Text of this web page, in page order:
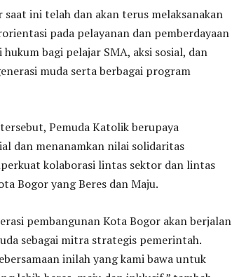
ini telah dan akan terus melaksanakan
pada pelayanan dan pemberdayaan
bagi pelajar SMA, aksi sosial, dan
muda serta berbagai program
Pemuda Katolik berupaya
dan menanamkan nilai solidaritas
kolaborasi lintas sektor dan lintas
Bogor yang Beres dan Maju.
pembangunan Kota Bogor akan berjalan
sebagai mitra strategis pemerintah.
inilah yang kami bawa untuk